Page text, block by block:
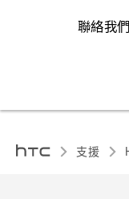
聯絡我們
支援